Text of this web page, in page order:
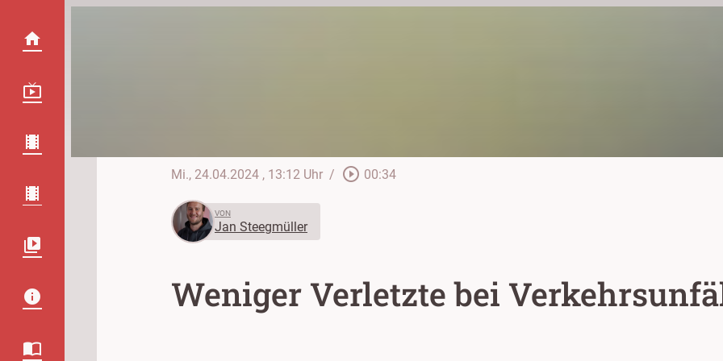
Mi., 24.04.2024 , 13:12 Uhr / play_circle_outline 00:34
VON
Jan Steegmüller
Weniger Verletzte bei